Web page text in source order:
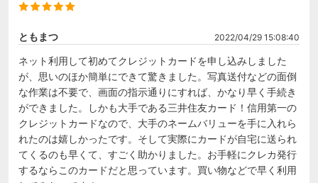
ともまつ 2022/04/29 15:08:40
ネット利用して初めてクレジットカードを申し込みしました
が、思いのほか簡単にできて驚きました。写真送付などの面倒
な作業は不要で、画面の指示通りにすれば、かなり早く手続き
ができました。しかも大手である三井住友カード！信用第一の
クレジットカードなので、大手のネームバリューを手に入れら
れたのは嬉しかったです。そして実際にカードが自宅に送られ
てくるのも早くて、すごく助かりました。お手軽にクレカ発行
するならこのカードだと思っています。買い物などで早く利用